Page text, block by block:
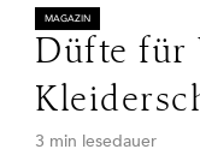
MAGAZIN
Düfte für
3 min lesedauer